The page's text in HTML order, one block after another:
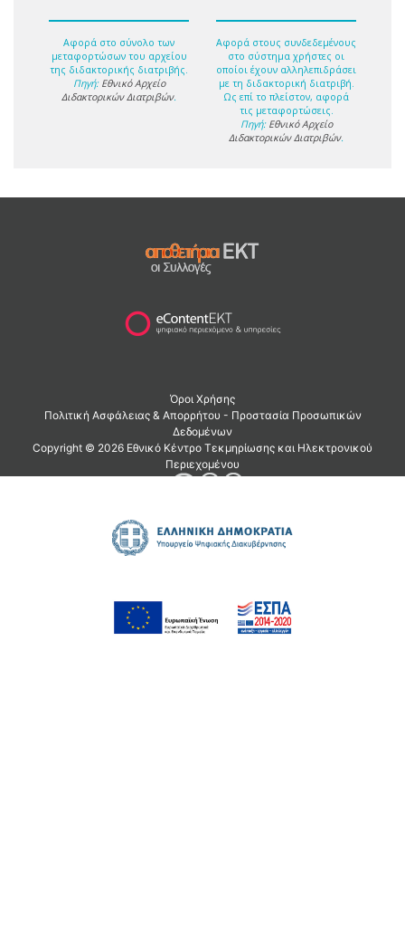
Αφορά στο σύνολο των
μεταφορτώσων του αρχείου
της διδακτορικής διατριβής.
Πηγή: Εθνικό Αρχείο
Διδακτορικών Διατριβών.
Αφορά στους συνδεδεμένους
στο σύστημα χρήστες οι
οποίοι έχουν αλληλεπιδράσει
με τη διδακτορική διατριβή.
Ως επί το πλείστον, αφορά
τις μεταφορτώσεις.
Πηγή: Εθνικό Αρχείο
Διδακτορικών Διατριβών.